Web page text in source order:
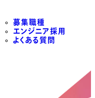
募集職種
エンジニア採用
よくある質問